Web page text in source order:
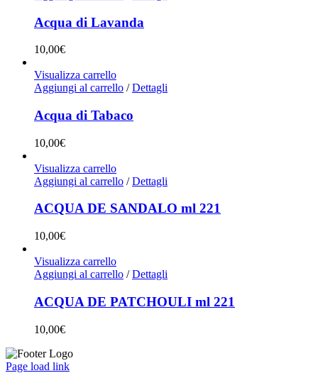
Acqua di Lavanda
10,00€
Visualizza carrello
Aggiungi al carrello / Dettagli
Acqua di Tabaco
10,00€
Visualizza carrello
Aggiungi al carrello / Dettagli
ACQUA DE SANDALO ml 221
10,00€
Visualizza carrello
Aggiungi al carrello / Dettagli
ACQUA DE PATCHOULI ml 221
10,00€
Page load link